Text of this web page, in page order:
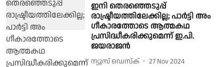
ഇനി തെരഞ്ഞെടുപ്പ്
രാഷ്ട്രീയത്തിലേക്കില്ല; പാർട്ടി അം​
ഗീകാരത്തോടെ ആത്മകഥ
പ്രസിദ്ധീകരിക്കുമെന്ന് ഇ.പി.
ജയരാജൻ
ന്യൂസ് ഡെസ്ക്
27 Nov 2024